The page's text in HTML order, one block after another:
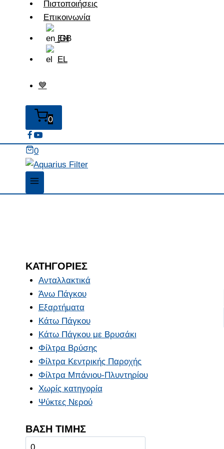
Πιστοποιήσεις
Επικοινωνία
EN
EL
💙
0
0
ΚΑΤΗΓΟΡΙΕΣ
Ανταλλακτικά
Άνω Πάγκου
Εξαρτήματα
Κάτω Πάγκου
Κάτω Πάγκου με Βρυσάκι
Φίλτρα Βρύσης
Φίλτρα Κεντρικής Παροχής
Φίλτρα Μπάνιου-Πλυντηρίου
Χωρίς κατηγορία
Ψύκτες Νερού
ΒΑΣΗ ΤΙΜΗΣ
Ελάχιστη